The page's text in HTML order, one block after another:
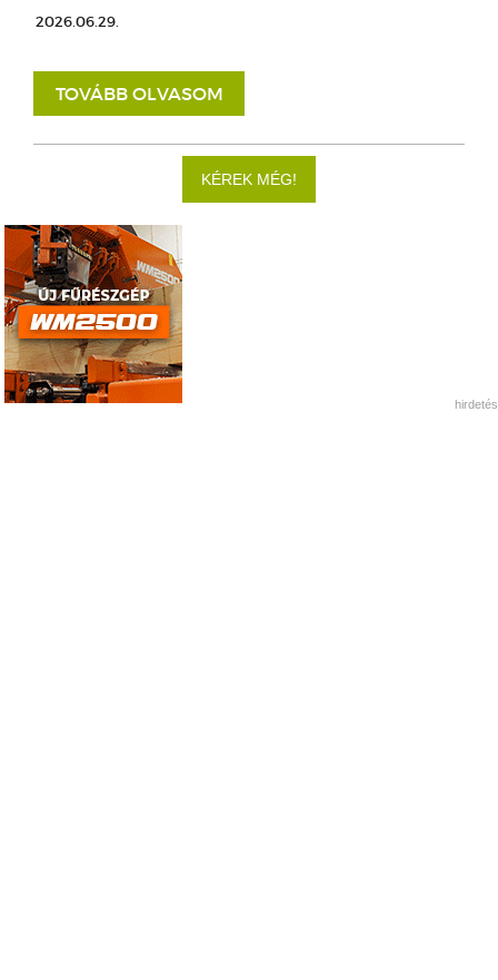
2026.06.29.
TOVÁBB OLVASOM
KÉREK MÉG!
hirdetés